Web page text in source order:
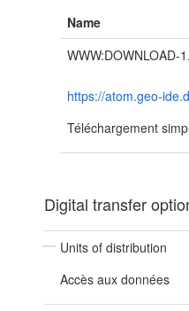
Name
WWW:DOWNLOAD-
https://atom.geo-
Téléchargement
Digital transfer
Units of distribution
Accès aux données